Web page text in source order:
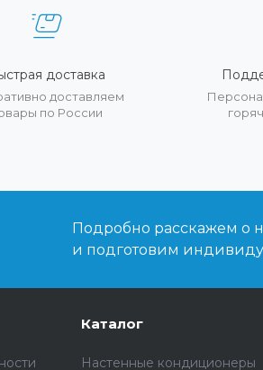
доставка
доставляем
по России
Подробно расскажем о
и подготовим
Каталог
Настенные кондиционеры